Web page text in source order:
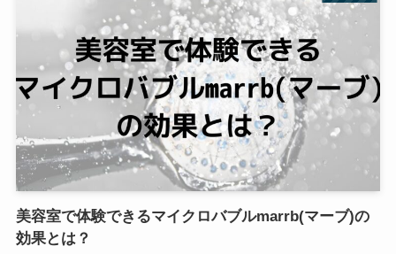
美容室で体験できるマイクロバブルmarrb(マーブ)の
効果とは？